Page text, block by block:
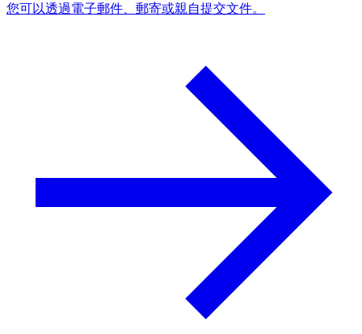
您可以透過電子郵件、郵寄或親自提交文件。